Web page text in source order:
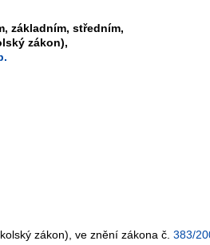
základním, středním,
zákon),
zákon), ve znění zákona č. 383/